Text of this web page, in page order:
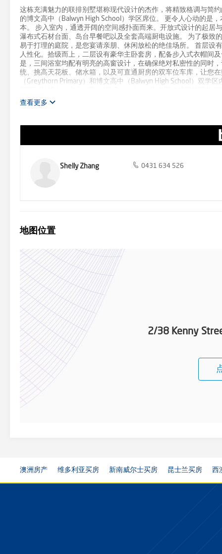
这栋充满魅力的联排别墅堪称现代设计的杰作，将精致格调与简
的博文高中（Balwyn High School）学区席位。 更令人心动的是
本。 步入室内，通透开阔的空间感扑面而来。开放式设计的起居
瀑布式石材台面、岛台早餐吧以及全套高端厨电设施。 为了极致
易于打理的庭院，是您宴请亲朋、休闲放松的绝佳场所。 首层设
人性化。拾级而上，二层设有豪华主卧套房，配备步入式衣帽间
是，三间浴室均配有明亮的高窗设计，在确保绝对私密性的同时
统、挑高天花板、储水箱，以及可直通厨房的双车位车库，让您
（Greythorn Primary）和博文高中（Balwyn High School）双学
便捷都市生活。 *请注意* 若您不愿提供包括电话号码在内的详
查看更多
Shelly Zhang 0431 634 526
地图位置
2/38 Kenny
澳洲房产 维多利亚买房 新南威尔士买房 昆士兰买房 西